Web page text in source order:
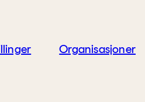
Organisasjoner